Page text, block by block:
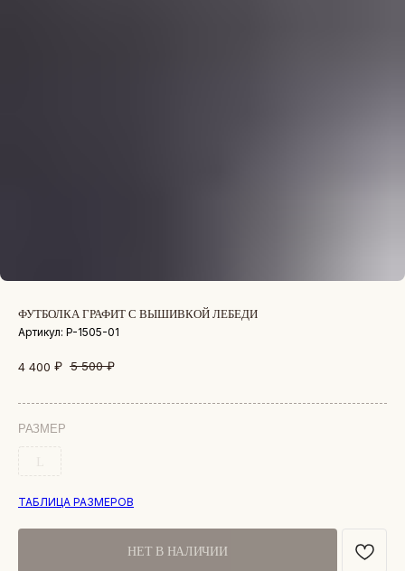
ФУТБОЛКА ГРАФИТ С ВЫШИВКОЙ ЛЕБЕДИ
Артикул: P-1505-01
4 400 ₽ 5 500 ₽
РАЗМЕР
ТАБЛИЦА РАЗМЕРОВ
НЕТ В НАЛИЧИИ